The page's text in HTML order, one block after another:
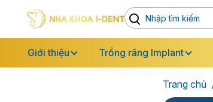
Giới thiệu Trồng răng Implant
Trang chủ